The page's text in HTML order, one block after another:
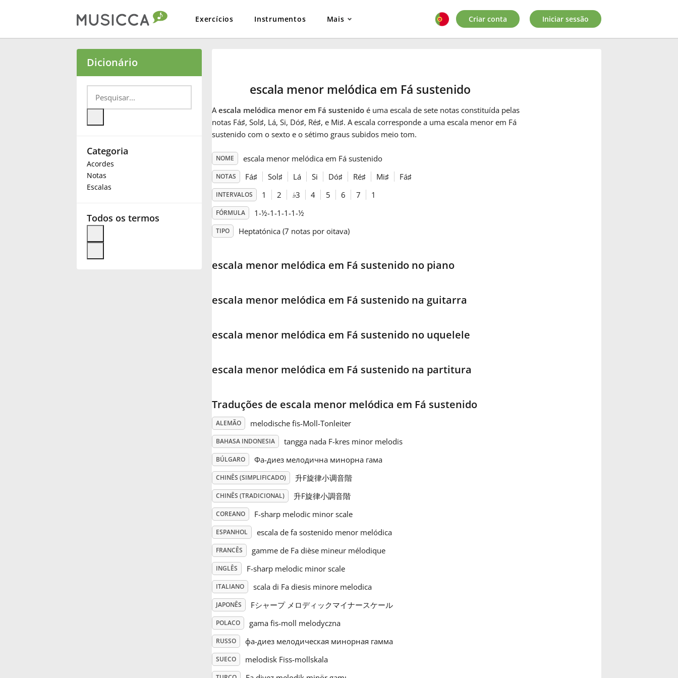
Exercícios Instrumentos Mais
Български
Deutsch
Français
Criar conta Iniciar sessão
Dicionário
Categoria
Acordes
Notas
Escalas
Todos os termos
escala menor melódica em Fá sustenido
Aescala melódica menor em Fá sustenidoé uma escala de sete notas constituída pelas
notas Fá♯, Sol♯, Lá, Si, Dó♯, Ré♯, e Mi♯. A escala corresponde a uma escala menor em Fá
sustenido com o sexto e o sétimo graus subidos meio tom.
NOME escala menor melódica em Fá sustenido
NOTAS Fá♯ Sol♯ Lá Si Dó♯ Ré♯ Mi♯ Fá♯
INTERVALOS 1 2 ♭3 4 5 6 7 1
FÓRMULA 1-½-1-1-1-1-½
TIPO Heptatónica (7 notas por oitava)
escala menor melódica em Fá sustenido no piano
escala menor melódica em Fá sustenido na guitarra
escala menor melódica em Fá sustenido no uquelele
escala menor melódica em Fá sustenido na partitura
Traduções de escala menor melódica em Fá sustenido
ALEMÃO melodische fis-Moll-Tonleiter
BAHASA INDONESIA tangga nada F-kres minor melodis
BÚLGARO Фа-диез мелодична минорна гама
CHINÊS (SIMPLIFICADO) 升F旋律小调音階
CHINÊS (TRADICIONAL) 升F旋律小調音階
COREANO F-sharp melodic minor scale
ESPANHOL escala de fa sostenido menor melódica
FRANCÊS gamme de Fa dièse mineur mélodique
INGLÊS F-sharp melodic minor scale
ITALIANO scala di Fa diesis minore melodica
JAPONÊS Fシャープ メロディックマイナースケール
POLACO gama fis-moll melodyczna
RUSSO фа-диез мелодическая минорная гамма
SUECO melodisk Fiss-mollskala